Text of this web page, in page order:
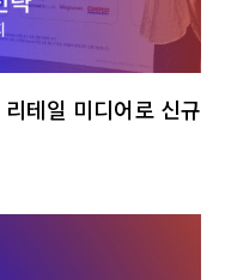
테일 미디어로 신규